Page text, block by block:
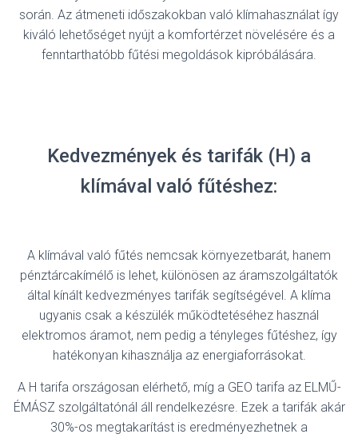
során. Az átmeneti időszakokban való klímahasználat így
kiváló lehetőséget nyújt a komfortérzet növelésére és a
fenntarthatóbb fűtési megoldások kipróbálására.
Kedvezmények és tarifák (H) a
klímával való fűtéshez:
A klímával való fűtés nemcsak környezetbarát, hanem
pénztárcakímélő is lehet, különösen az áramszolgáltatók
által kínált kedvezményes tarifák segítségével. A klíma
ugyanis csak a készülék működtetéséhez használ
elektromos áramot, nem pedig a tényleges fűtéshez, így
hatékonyan kihasználja az energiaforrásokat.
A H tarifa országosan elérhető, míg a GEO tarifa az ELMŰ-
ÉMÁSZ szolgáltatónál áll rendelkezésre. Ezek a tarifák akár
30%-os megtakarítást is eredményezhetnek a